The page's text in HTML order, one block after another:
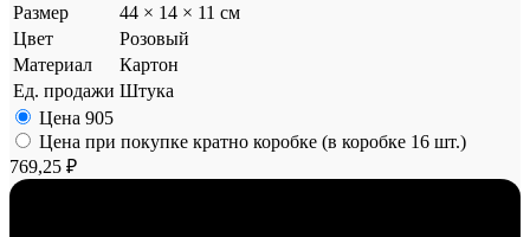
Размер
44 × 14 × 11 см
Цвет
Розовый
Материал
Картон
Ед. продажи Штука
Цена 905
Цена при покупке кратно коробке (в коробке 16 шт.)
769,25 ₽